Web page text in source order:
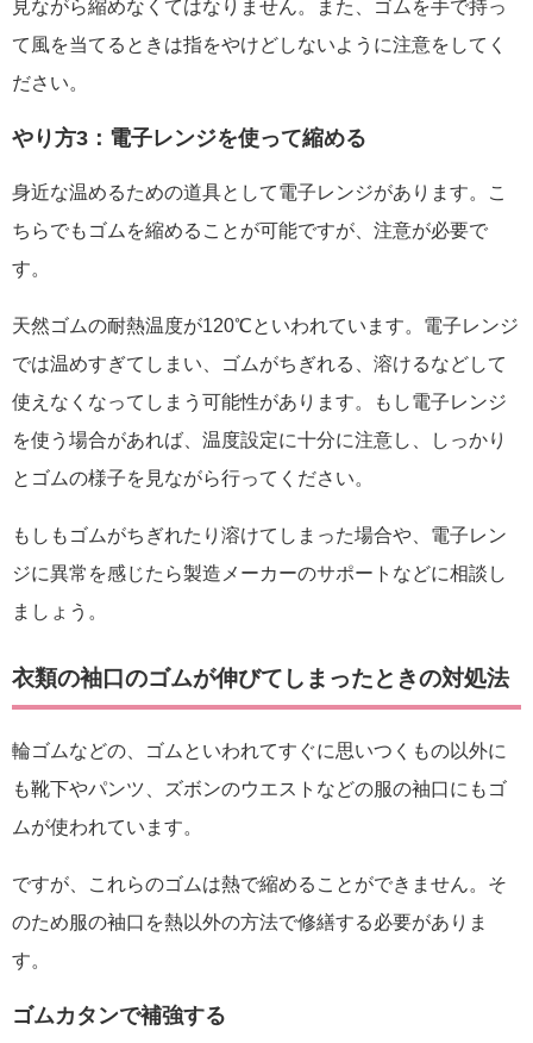
見ながら縮めなくてはなりません。また、ゴムを手で持っ
て風を当てるときは指をやけどしないように注意をしてく
ださい。
やり方3：電子レンジを使って縮める
身近な温めるための道具として電子レンジがあります。こ
ちらでもゴムを縮めることが可能ですが、注意が必要で
す。
天然ゴムの耐熱温度が120℃といわれています。電子レンジ
では温めすぎてしまい、ゴムがちぎれる、溶けるなどして
使えなくなってしまう可能性があります。もし電子レンジ
を使う場合があれば、温度設定に十分に注意し、しっかり
とゴムの様子を見ながら行ってください。
もしもゴムがちぎれたり溶けてしまった場合や、電子レン
ジに異常を感じたら製造メーカーのサポートなどに相談し
ましょう。
衣類の袖口のゴムが伸びてしまったときの対処法
輪ゴムなどの、ゴムといわれてすぐに思いつくもの以外に
も靴下やパンツ、ズボンのウエストなどの服の袖口にもゴ
ムが使われています。
ですが、これらのゴムは熱で縮めることができません。そ
のため服の袖口を熱以外の方法で修繕する必要がありま
す。
ゴムカタンで補強する